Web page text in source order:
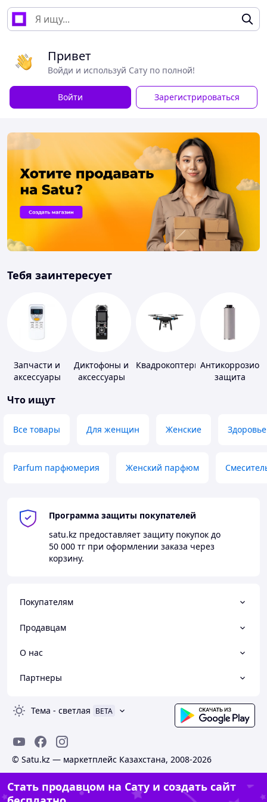
Привет
Войди и используй Сату по полной!
Войти Зарегистрироваться
Тебя заинтересует
Запчасти и
аксессуары
кондиционеров
Диктофоны и
аксессуары
Квадрокоптеры
защита
Что ищут
Все товары Для женщин Женские Здоровье
Parfum парфюмерия Женский парфюм
Программа защиты покупателей
satu.kz предоставляет защиту покупок до
50 000 тг при оформлении заказа через
корзину.
Покупателям
Продавцам
О нас
Партнеры
Тема - светлая BETA
© Satu.kz — маркетплейс Казахстана, 2008-2026
Стать продавцом на Сату и создать сайт